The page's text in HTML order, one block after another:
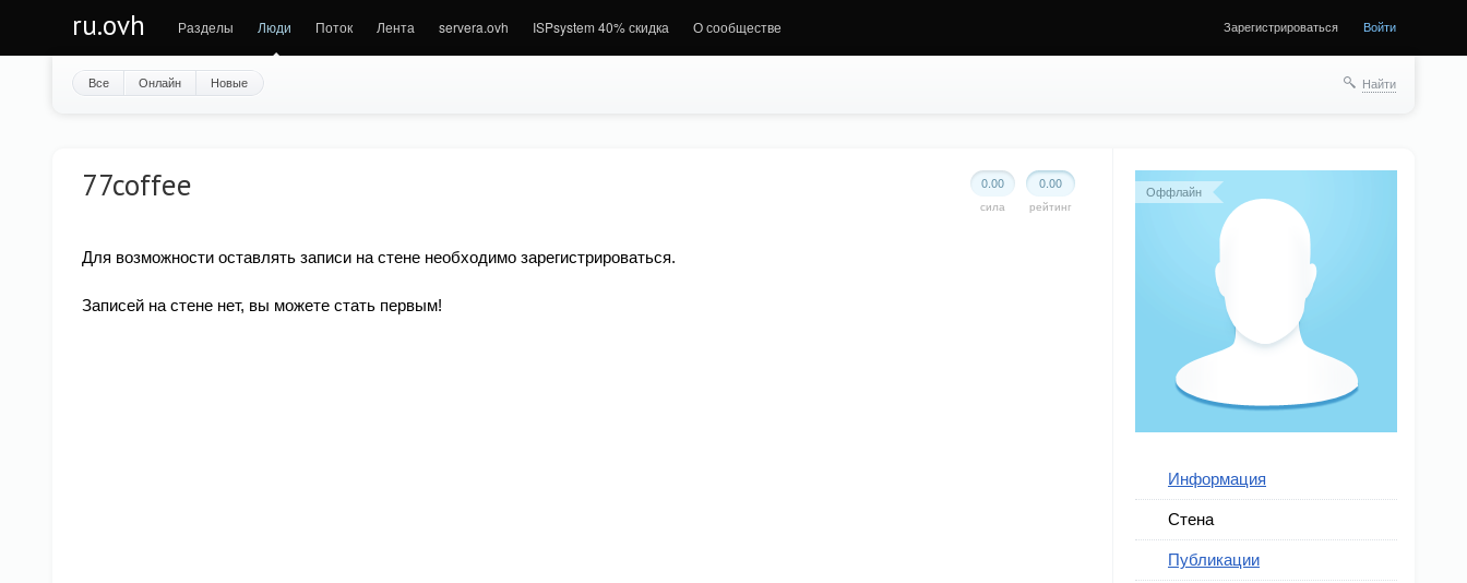
ru.ovh Разделы Люди Поток Лента servera.ovh ISPsystem 40% скидка О сообществе Зарегистрироваться Войти
Все Онлайн Новые Найти
Оффлайн
Информация
Стена
Публикации
0.00
рейтинг
0.00
сила
77coffee
Для возможности оставлять записи на стене необходимо зарегистрироваться.
Записей на стене нет, вы можете стать первым!